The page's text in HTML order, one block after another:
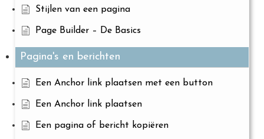
Stijlen van een pagina
Page Builder – De Basics
Pagina's en berichten
Een Anchor link plaatsen met een button
Een Anchor link plaatsen
Een pagina of bericht kopiëren